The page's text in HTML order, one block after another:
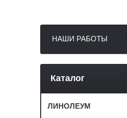
НАШИ РАБОТЫ
Каталог
ЛИНОЛЕУМ